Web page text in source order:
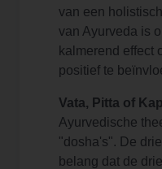
van een
van Ayurveda is
kalmerend effect
positief te
Vata, Pitta of
Ayurvedische
"dosha's". De
belang dat de